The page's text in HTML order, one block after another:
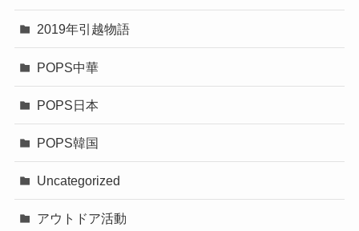
2019年引越物語
POPS中華
POPS日本
POPS韓国
Uncategorized
アウトドア活動